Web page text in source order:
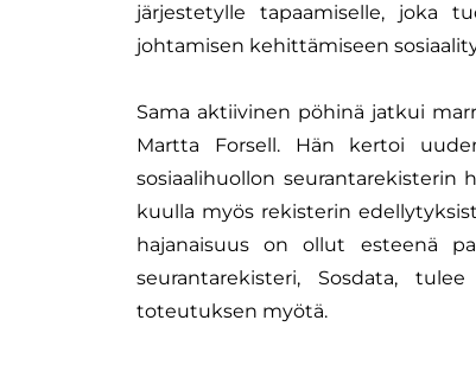
järjestetylle tapaamiselle, joka
johtamisen kehittämiseen
Sama aktiivinen pöhinä jatkui
Martta Forsell. Hän kertoi
sosiaalihuollon seurantarekisterin
kuulla myös rekisterin
hajanaisuus on ollut esteenä
seurantarekisteri, Sosdata,
toteutuksen myötä.